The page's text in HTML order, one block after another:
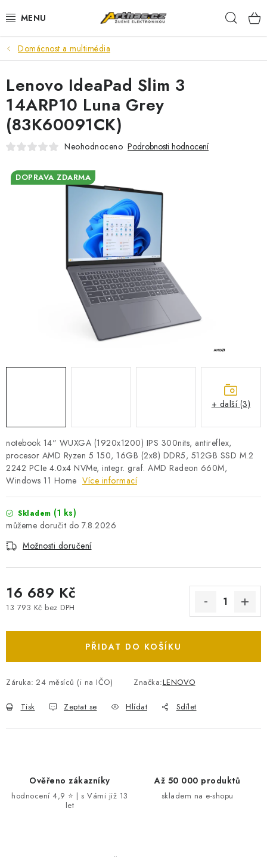
na
TELEFONY, TABLETY
POČÍTAČE, NOTEBOOKY
PRO HRÁČE
ELEKTRONIKA
PŘEDVÁDĚCÍ ELEKTRONIKA
SERVIS
FIRMY, ŠKOLY, PARTNEŘI
Domácnost a multimédia
notebook 14" WUXGA (1920x1200) IPS 300nits, antireflex,
procesor AMD Ryzen 5 150, 16GB (2x8) DDR5, 512GB SSD M.2
2242 PCIe 4.0x4 NVMe, integr. graf. AMD Radeon 660M,
Windows 11 Home Více informací
Skladem (1 ks)
7.8.2026
Možnosti doručení
16 689 Kč
13 793 Kč bez DPH
PŘIDAT DO KOŠÍKU
Záruka: 24 měsíců (i na IČO) Značka:LENOVO
Tisk Zeptat se Hlídat Sdílet
Lenovo IdeaPad Slim 3
14ARP10 Luna Grey
(83K60091CK)
Neohodnoceno Podrobnosti hodnocení
DOPRAVA ZDARMA
+ další (3)
Ověřeno zákazníky
hodnocení 4,9 ⭐ | s Vámi již 13
let
Až 50 000 produktů
skladem na e-shopu